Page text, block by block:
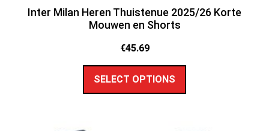
Inter Milan Heren Thuistenue 2025/26 Korte
Mouwen en Shorts
€45.69
SELECT OPTIONS